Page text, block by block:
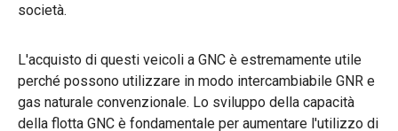
società.
L'acquisto di questi veicoli a GNC è estremamente utile
perché possono utilizzare in modo intercambiabile GNR e
gas naturale convenzionale. Lo sviluppo della capacità
della flotta GNC è fondamentale per aumentare l'utilizzo di